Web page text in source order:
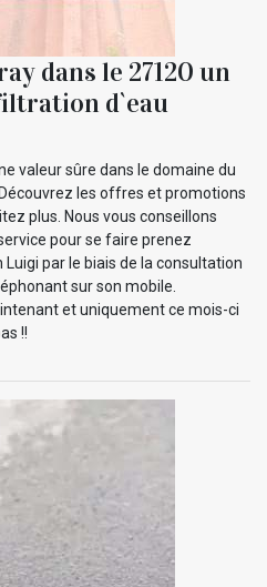
dans le 27120 un
d`eau
valeur sûre dans le domaine du
les offres et promotions
plus. Nous vous conseillons
pour se faire prenez
par le biais de la consultation
sur son mobile.
et uniquement ce mois-ci
!!